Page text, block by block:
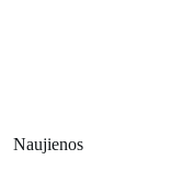
Naujienos